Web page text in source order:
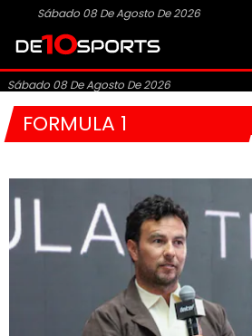
Sábado 08 De Agosto De 2026
Sábado 08 De Agosto De 2026
FORMULA 1